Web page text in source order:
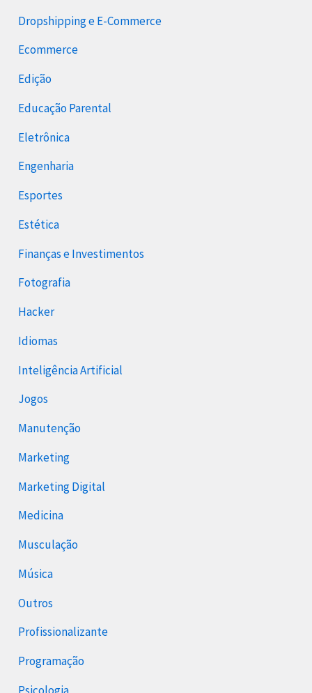
Dropshipping e E-Commerce
Ecommerce
Edição
Educação Parental
Eletrônica
Engenharia
Esportes
Estética
Finanças e Investimentos
Fotografia
Hacker
Idiomas
Inteligência Artificial
Jogos
Manutenção
Marketing
Marketing Digital
Medicina
Musculação
Música
Outros
Profissionalizante
Programação